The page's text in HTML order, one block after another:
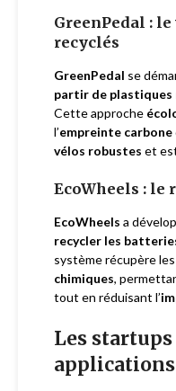
GreenPedal :
recyclés
GreenPedal se
partir de plastiques
Cette approche
l’empreinte carbone
vélos robustes et
EcoWheels : le
EcoWheels a
recycler les
système récupère les
chimiques,
tout en réduisant l’
Les